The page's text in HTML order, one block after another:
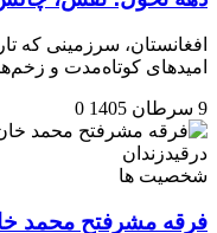
افغانستان، سرزمینی که
امیدهای کوتاه‌مدت و
9 سرطان 1405 0
شخصیت ها